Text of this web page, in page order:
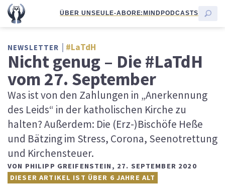
ÜBER UNSEULE-ABORE:MINDPODCASTS
NEWSLETTER #LaTdH
Nicht genug – Die #LaTdH
vom 27. September
Was ist von den Zahlungen in „Anerkennung
des Leids“ in der katholischen Kirche zu
halten? Außerdem: Die (Erz-)Bischöfe Heße
und Bätzing im Stress, Corona, Seenotrettung
und Kirchensteuer.
VON PHILIPP GREIFENSTEIN , 27. SEPTEMBER 2020
DIESER ARTIKEL IST ÜBER 6 JAHRE ALT